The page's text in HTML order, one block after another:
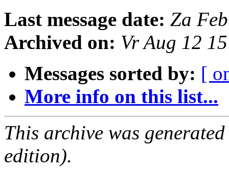
Last message date: Za
Archived on: Vr Aug 12
Messages sorted by: [
More info on this list...
This archive was
edition).